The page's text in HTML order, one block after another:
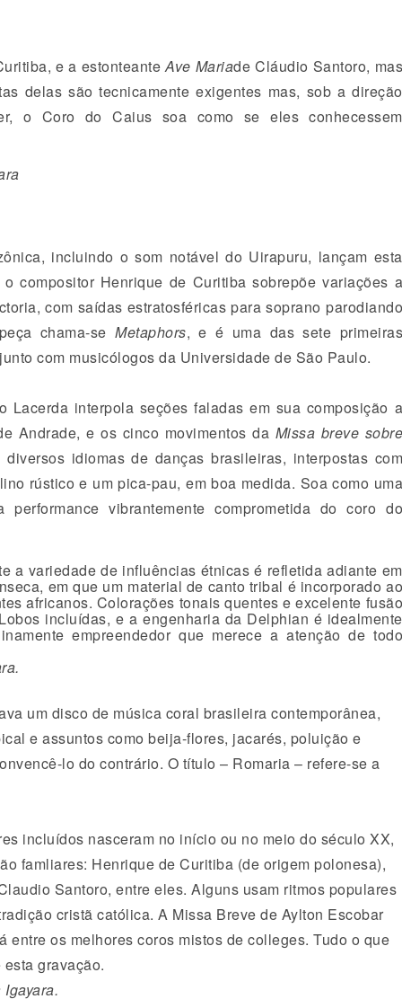
e a estonteanteAve Mariade Cláudio Santoro, mas
delas são tecnicamente exigentes mas, sob a direção
o Coro do Caius soa como se eles conhecessem
incluindo o som notável do Uirapuru, lançam esta
compositor Henrique de Curitiba sobrepõe variações a
com saídas estratosféricas para soprano
chama-seMetaphors, e é uma das sete primeiras
com musicólogos da Universidade de São Paulo.
interpola seções faladas em sua composição a
Andrade, e os cinco movimentos da Missa breve sobre
idiomas de danças brasileiras, interpostas
rústico e um pica-pau, em boa medida. Soa como uma
vibrantemente comprometida do coro do
a variedade de influências étnicas é refletida adiante em
em que um material de canto tribal é incorporado
africanos. Colorações tonais quentes e excelente fusão
incluídas, e a engenharia da Delphian é idealmente
empreendedor que merece a atenção de todo
um disco de música coral brasileira contemporânea,
e assuntos como beija-flores, jacarés, poluição e
lo do contrário. O título – Romaria – refere-se a
incluídos nasceram no início ou no meio do século XX,
famliares: Henrique de Curitiba (de origem polonesa),
Santoro, entre eles. Alguns usam ritmos populares
cristã católica. A Missa Breve de Aylton Escobar
os melhores coros mistos de colleges. Tudo o que
gravação.